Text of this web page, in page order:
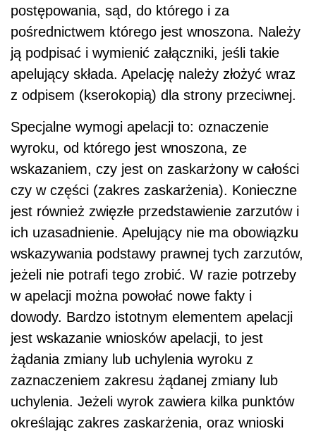
postępowania, sąd, do którego i za
pośrednictwem którego jest wnoszona. Należy
ją podpisać i wymienić załączniki, jeśli takie
apelujący składa. Apelację należy złożyć wraz
z odpisem (kserokopią) dla strony przeciwnej.
Specjalne wymogi apelacji to: oznaczenie
wyroku, od którego jest wnoszona, ze
wskazaniem, czy jest on zaskarżony w całości
czy w części (zakres zaskarżenia). Konieczne
jest również zwięzłe przedstawienie zarzutów i
ich uzasadnienie. Apelujący nie ma obowiązku
wskazywania podstawy prawnej tych zarzutów,
jeżeli nie potrafi tego zrobić. W razie potrzeby
w apelacji można powołać nowe fakty i
dowody. Bardzo istotnym elementem apelacji
jest wskazanie wniosków apelacji, to jest
żądania zmiany lub uchylenia wyroku z
zaznaczeniem zakresu żądanej zmiany lub
uchylenia. Jeżeli wyrok zawiera kilka punktów
określając zakres zaskarżenia, oraz wnioski